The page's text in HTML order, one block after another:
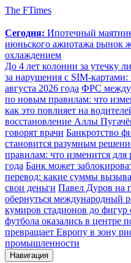
The FTimes
Сегодня: Ипотечный
июньского ажиотажа рынок
охлаждением
До 4 лет колонии за утечку
за нарушения с SIM-картами:
августа 2026 года ФРС между
по новым правилам: что
как это повлияет на
восстановление Аллы
говорят врачи Банкротство
становится разумным
правилам: что изменится для
года Банк может
перевод: какие суммы
свои деньги Павел Дуров на
обернуться международный
кумиров стадионов до фигур
футбола оказались в центре
превращает Европу в зону
промышленности
Навигация